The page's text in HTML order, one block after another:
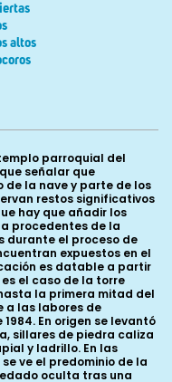
altos
parroquial del
señalar que
de la nave y parte de los
restos significativos
hay que añadir los
procedentes de la
durante el proceso de
expuestos en el
es datable a partir
el caso de la torre
la primera mitad del
a las labores de
En origen se levantó
sillares de piedra caliza
y ladrillo. En las
ve el predominio de la
oculta tras una